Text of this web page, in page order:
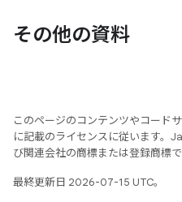
その他の資料
このページのコンテンツやコードサ
に記載のライセンスに従います。
び関連会社の商標または登録商標で
最終更新日 2026-07-15 UTC。